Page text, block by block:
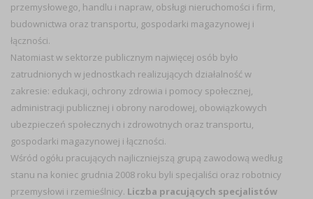
przemysłowego, handlu i napraw, obsługi nieruchomości i firm,
budownictwa oraz transportu, gospodarki magazynowej i
łączności.
Natomiast w sektorze publicznym najwięcej osób było
zatrudnionych w jednostkach realizujących działalność w
zakresie: edukacji, ochrony zdrowia i pomocy społecznej,
administracji publicznej i obrony narodowej, obowiązkowych
ubezpieczeń społecznych i zdrowotnych oraz transportu,
gospodarki magazynowej i łączności.
Wśród ogółu pracujących najliczniejszą grupą zawodową według
stanu na koniec grudnia 2008 roku byli specjaliści oraz robotnicy
przemysłowi i rzemieślnicy. Liczba pracujących specjalistów